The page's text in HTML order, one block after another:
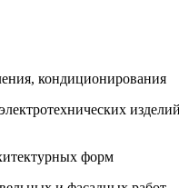
кондиционирования
форм